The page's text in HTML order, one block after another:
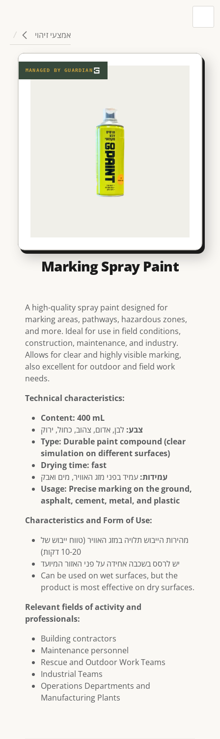
אמצעי זיהוי
MANAGED BYGUARDIAN
Marking Spray Paint
A high-quality spray paint designed for
marking areas, pathways, hazardous zones,
and more. Ideal for use in field conditions,
construction, maintenance, and industry.
Allows for clear and highly visible marking,
also excellent for outdoor and field work
needs.
Technical characteristics:
Content: 400 mL
צבע: לבן, אדום, צהוב, כחול, ירוק
Type: Durable paint compound (clear
simulation on different surfaces)
Drying time: fast
עמידות: עמיד בפני מזג האוויר, מים ואבק
Usage: Precise marking on the ground,
asphalt, cement, metal, and plastic
Characteristics and Form of Use:
מהירות הייבוש תלויה במזג האוויר (טווח ייבוש של
10-20 דקות)
יש לרסס בשכבה אחידה על פני האזור המיועד
Can be used on wet surfaces, but the
product is most effective on dry surfaces.
Relevant fields of activity and
professionals:
Building contractors
Maintenance personnel
Rescue and Outdoor Work Teams
Industrial Teams
Operations Departments and
Manufacturing Plants